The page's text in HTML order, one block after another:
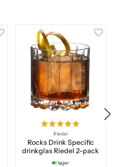
Riedel
Rocks Drink Specific
drinkglas Riedel 2-pack
I lager